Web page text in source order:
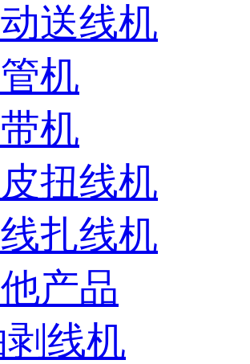
送线机
机
机
扭线机
扎线机
产品
剥线机